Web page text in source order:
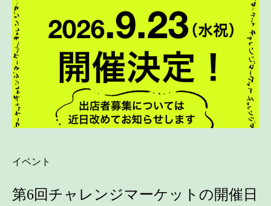
イベント
第6回チャレンジマーケットの開催日